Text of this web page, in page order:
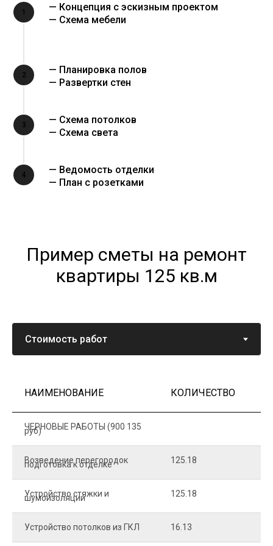
1
— Концепция с эскизным проектом
— Схема мебели
2
— Планировка полов
— Развертки стен
3
— Схема потолков
— Схема света
4
— Ведомость отделки
— План с розетками
Пример сметы на ремонт
квартиры 125 кв.м
НАИМЕНОВАНИЕ КОЛИЧЕСТВО
ЧЕРНОВЫЕ РАБОТЫ (900 135
руб)
Возведение перегородок
подготовка к отделке 125.18
Устройство стяжки и
шумоизоляции 125.18
Устройство потолков из ГКЛ 16.13